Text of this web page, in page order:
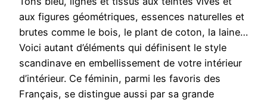
aux figures géométriques, essences naturelles et
brutes comme le bois, le plant de coton, la laine…
Voici autant d’éléments qui définisent le style
scandinave en embellissement de votre intérieur
d’intérieur. Ce féminin, parmi les favoris des
Français, se distingue aussi par sa grande